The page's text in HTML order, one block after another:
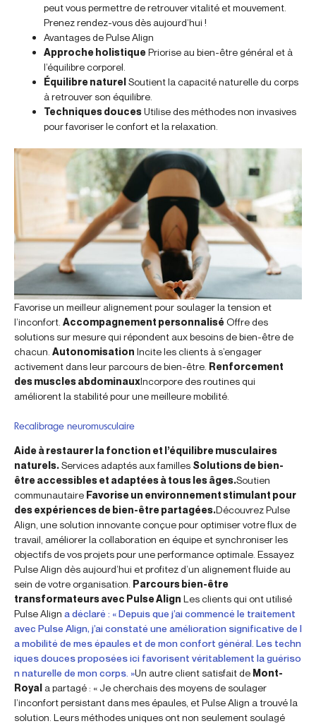
peut vous permettre de retrouver vitalité et mouvement.
Prenez rendez-vous dès aujourd’hui !
Avantages de Pulse Align
Approche holistiquePriorise au bien-être général et à
l’équilibre corporel.
Équilibre naturel Soutient la capacité naturelle du corps
à retrouver son équilibre.
Techniques doucesUtilise des méthodes non invasives
pour favoriser le confort et la relaxation.
Favorise un meilleur alignement pour soulager la tension et
l’inconfort. Accompagnement personnaliséOffre des
solutions sur mesure qui répondent aux besoins de bien-être de
chacun. Autonomisation Incite les clients à s’engager
activement dans leur parcours de bien-être. Renforcement
des muscles abdominauxIncorpore des routines qui
améliorent la stabilité pour une meilleure mobilité.
Recalibrage neuromusculaire
Aide à restaurer la fonction et l’équilibre musculaires
naturels.Services adaptés aux familles Solutions de bien-
être accessibles et adaptées à tous les âges.Soutien
communautaire Favorise un environnement stimulant pour
des expériences de bien-être partagées.Découvrez Pulse
Align, une solution innovante conçue pour optimiser votre flux de
travail, améliorer la collaboration en équipe et synchroniser les
objectifs de vos projets pour une performance optimale. Essayez
Pulse Align dès aujourd’hui et profitez d’un alignement fluide au
sein de votre organisation. Parcours bien-être
transformateurs avec Pulse Align Les clients qui ont utilisé
Pulse Align a déclaré : « Depuis que j’ai commencé le traitement
avec Pulse Align, j’ai constaté une amélioration significative de l
a mobilité de mes épaules et de mon confort général. Les techn
iques douces proposées ici favorisent véritablement la guériso
n naturelle de mon corps. »Un autre client satisfait de Mont-
Royal a partagé : « Je cherchais des moyens de soulager
l’inconfort persistant dans mes épaules, et Pulse Align a trouvé la
solution. Leurs méthodes uniques ont non seulement soulagé